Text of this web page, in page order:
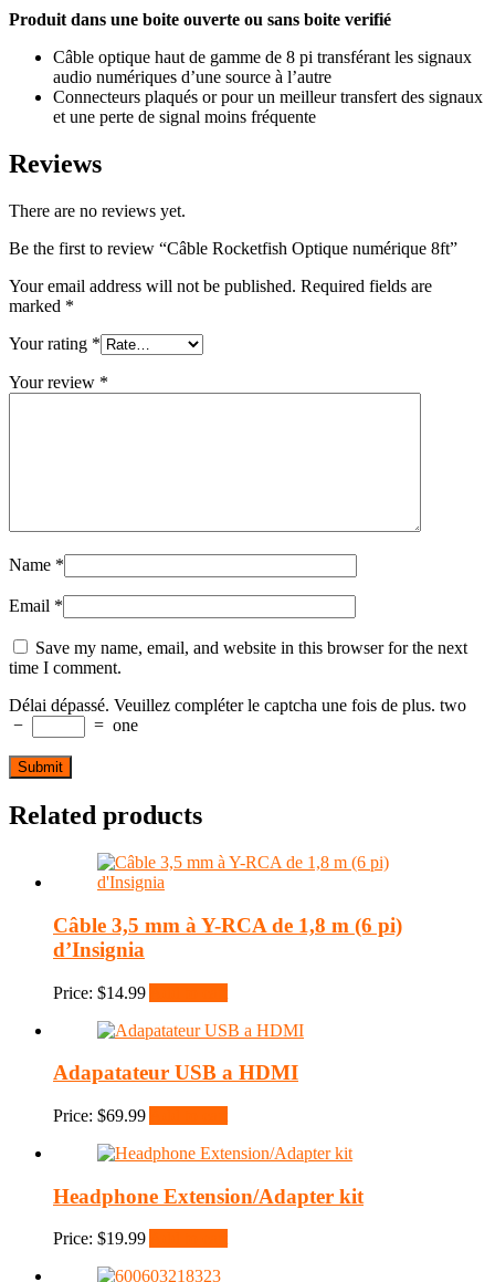
Produit dans une boite ouverte ou sans boite verifié
Câble optique haut de gamme de 8 pi transférant les signaux
audio numériques d’une source à l’autre
Connecteurs plaqués or pour un meilleur transfert des signaux
et une perte de signal moins fréquente
Reviews
There are no reviews yet.
Be the first to review “Câble Rocketfish Optique numérique 8ft”
Your email address will not be published. Required fields are
marked *
Your rating *
Your review *
Name *
Email *
Save my name, email, and website in this browser for the next
time I comment.
Délai dépassé. Veuillez compléter le captcha une fois de plus. two
−
= one
Related products
Câble 3,5 mm à Y-RCA de 1,8 m (6 pi)
d’Insignia
Price: $14.99
Adapatateur USB a HDMI
Price: $69.99
Headphone Extension/Adapter kit
Price: $19.99